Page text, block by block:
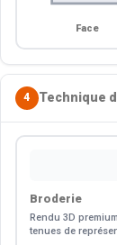
Face
4 Technique
Broderie
Rendu 3D
tenues de